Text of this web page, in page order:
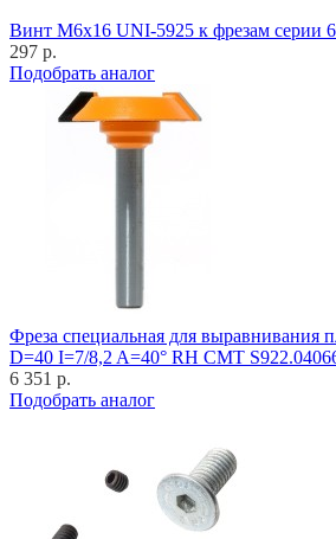
Винт M6x16 UNI-5925 к фрезам серии
297 р.
Подобрать аналог
Фреза специальная для выравнивания
D=40 I=7/8,2 A=40° RH CMT
6 351 р.
Подобрать аналог